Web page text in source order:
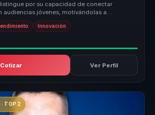
por su capacidad de conectar
audiencias jóvenes, motivándolas a
en r...
Innovación
Cotizar Ver Perfil
TOP 2